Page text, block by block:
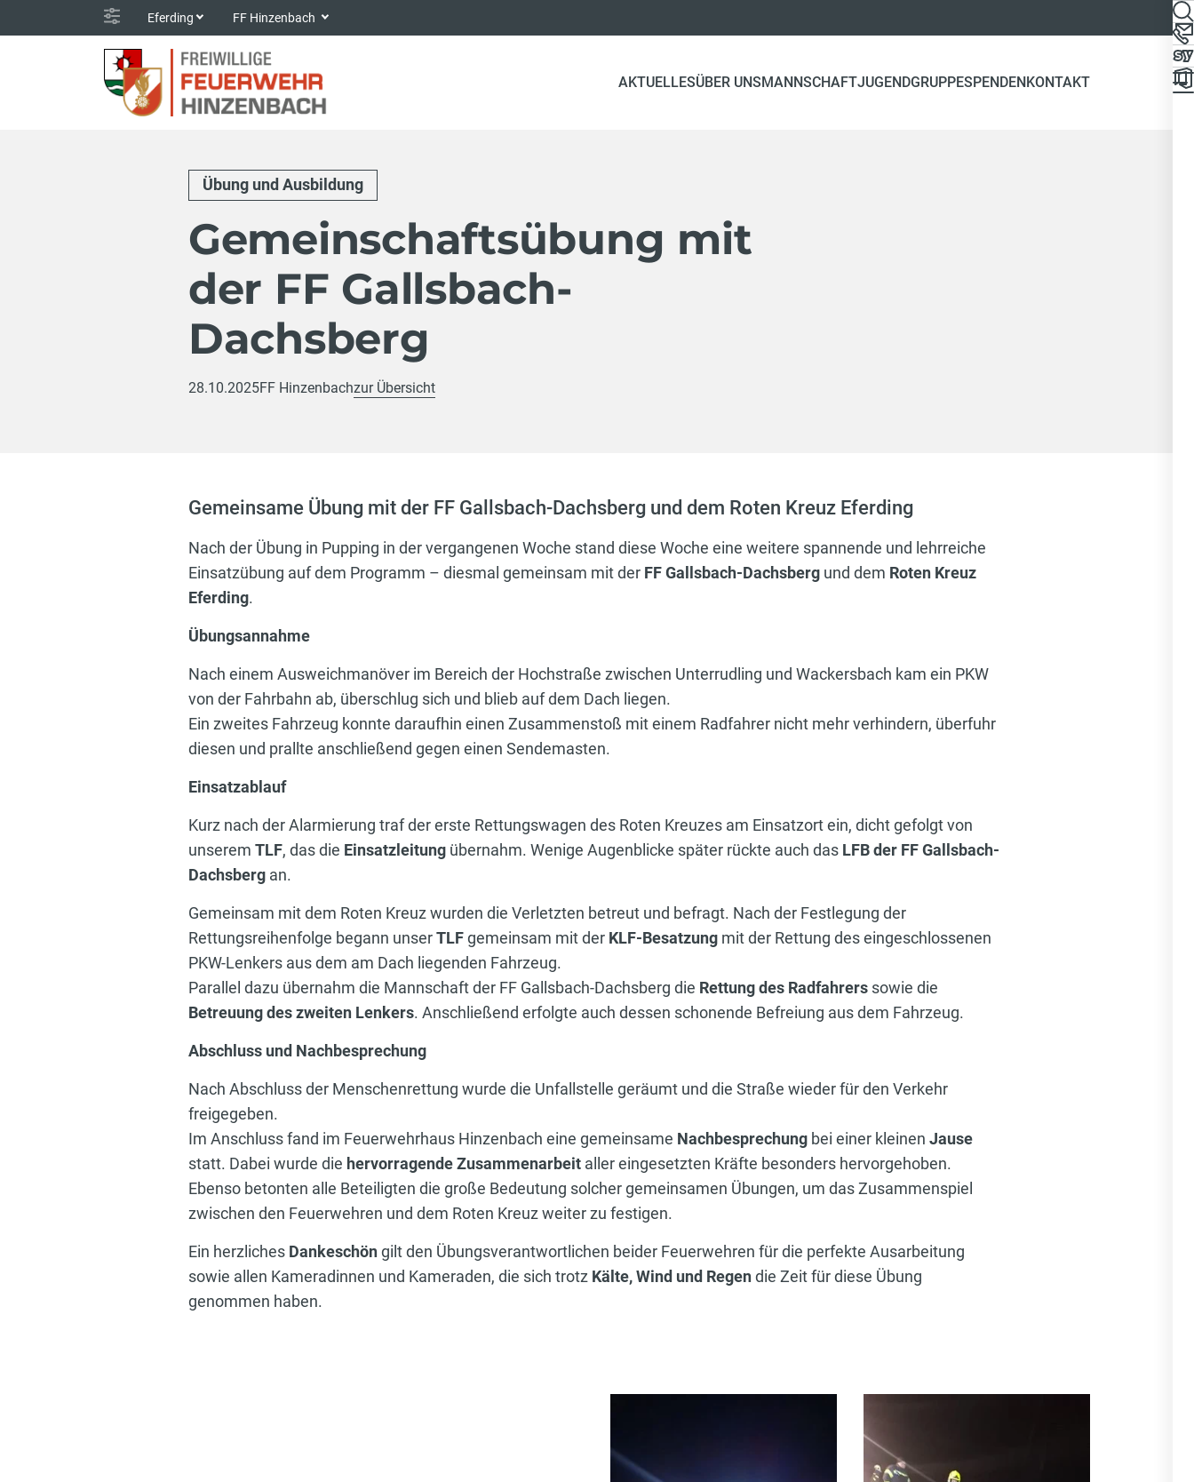
Eferding FF Hinzenbach
AKTUELLESÜBER UNSMANNSCHAFTJUGENDGRUPPESPENDENKONTAKT
Übung und Ausbildung
Gemeinschaftsübung mit
der FF Gallsbach-
Dachsberg
28.10.2025FF Hinzenbachzur Übersicht
Gemeinsame Übung mit der FF Gallsbach-Dachsberg und dem Roten Kreuz Eferding
Nach der Übung in Pupping in der vergangenen Woche stand diese Woche eine weitere spannende und lehrreiche
Einsatzübung auf dem Programm – diesmal gemeinsam mit der FF Gallsbach-Dachsberg und dem Roten Kreuz
Eferding.
Übungsannahme
Nach einem Ausweichmanöver im Bereich der Hochstraße zwischen Unterrudling und Wackersbach kam ein PKW
von der Fahrbahn ab, überschlug sich und blieb auf dem Dach liegen.
Ein zweites Fahrzeug konnte daraufhin einen Zusammenstoß mit einem Radfahrer nicht mehr verhindern, überfuhr
diesen und prallte anschließend gegen einen Sendemasten.
Einsatzablauf
Kurz nach der Alarmierung traf der erste Rettungswagen des Roten Kreuzes am Einsatzort ein, dicht gefolgt von
unserem TLF, das die Einsatzleitung übernahm. Wenige Augenblicke später rückte auch das LFB der FF Gallsbach-
Dachsberg an.
Gemeinsam mit dem Roten Kreuz wurden die Verletzten betreut und befragt. Nach der Festlegung der
Rettungsreihenfolge begann unserTLFgemeinsam mit der KLF-Besatzung mit der Rettung des eingeschlossenen
PKW-Lenkers aus dem am Dach liegenden Fahrzeug.
Parallel dazu übernahm die Mannschaft der FF Gallsbach-Dachsberg die Rettung des Radfahrers sowie die
Betreuung des zweiten Lenkers. Anschließend erfolgte auch dessen schonende Befreiung aus dem Fahrzeug.
Abschluss und Nachbesprechung
Nach Abschluss der Menschenrettung wurde die Unfallstelle geräumt und die Straße wieder für den Verkehr
freigegeben.
Im Anschluss fand im Feuerwehrhaus Hinzenbach eine gemeinsame Nachbesprechung bei einer kleinen Jause
statt. Dabei wurde die hervorragende Zusammenarbeit aller eingesetzten Kräfte besonders hervorgehoben.
Ebenso betonten alle Beteiligten die große Bedeutung solcher gemeinsamen Übungen, um das Zusammenspiel
zwischen den Feuerwehren und dem Roten Kreuz weiter zu festigen.
Ein herzliches Dankeschöngilt den Übungsverantwortlichen beider Feuerwehren für die perfekte Ausarbeitung
sowie allen Kameradinnen und Kameraden, die sich trotz Kälte, Wind und Regendie Zeit für diese Übung
genommen haben.